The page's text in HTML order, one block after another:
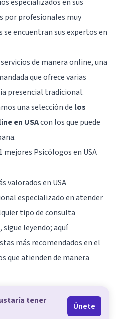
por profesionales muy
encuentran sus expertos en
de manera online, una
que ofrece varias
presencial tradicional.
una selección de los
en USAcon los que puede
mejores Psicólogos en USA
valorados en USA
especializado en atender
tipo de consulta
leyendo; aquí
más recomendados en el
que atienden de manera
tener
Únete